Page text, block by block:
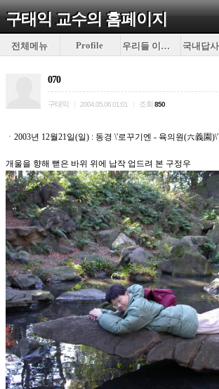
구태익 교수의홈페이지
전체메뉴 Profile 우리들 이야기
070
구태익 2004.05.06 01:01 조회 850
ㆍ2003년 12월21일(일) : 동경 \'로꾸기엔 - 육의원(六義園)\'
개울을 향해 뻗은 바위 위에 납작 업드려 본 구정우